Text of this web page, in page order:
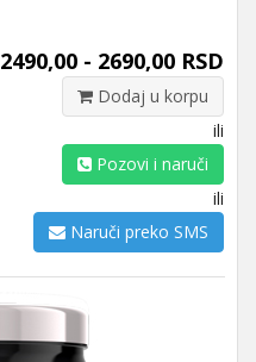
2490,00 - 2690,00 RSD
Dodaj u korpu
ili
Pozovi i naruči
ili
Naruči preko SMS